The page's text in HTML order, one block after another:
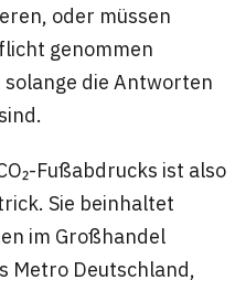
oder müssen
genommen
die Antworten
Fußabdrucks ist also
Sie beinhaltet
im Großhandel
Metro Deutschland,